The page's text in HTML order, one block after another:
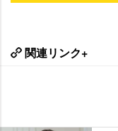
関連リンク+